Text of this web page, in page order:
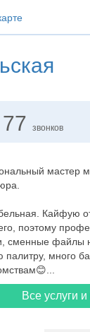
77 звонков
мастер
Кайфую
поэтому
сменные файлы
много
Все услуги